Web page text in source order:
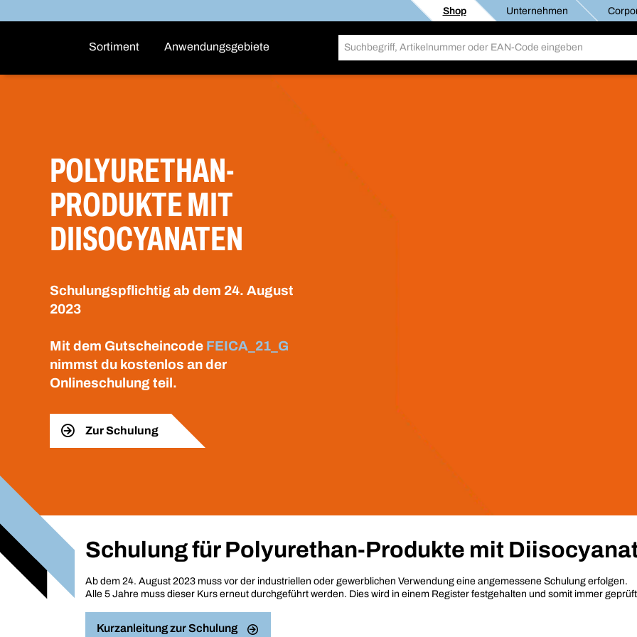
Shop Unternehmen
Sortiment Anwendungsgebiete
POLYURETHAN-
PRODUKTE MIT
DIISOCYANATEN
Schulungspflichtig ab dem 24. August
2023
Mit dem Gutscheincode FEICA_21_G
nimmst du kostenlos an der
Onlineschulung teil.
Zur Schulung
Schulung für Polyurethan-Produkte mit
Ab dem 24. August 2023 muss vor der industriellen oder gewerblichen Verwendung eine angemessene Schulung erfolgen.
Alle 5 Jahre muss dieser Kurs erneut durchgeführt werden. Dies wird in einem Register festgehalten und somit immer
Kurzanleitung zur Schulung